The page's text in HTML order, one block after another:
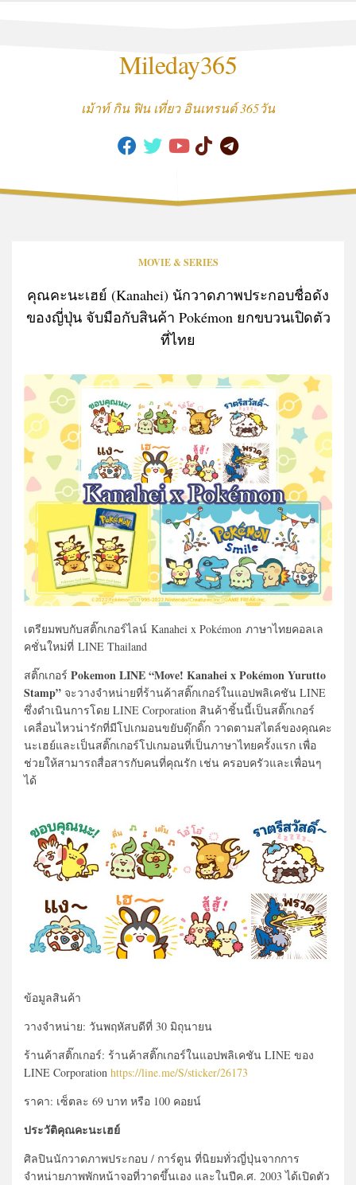
Mileday365
เม้าท์ กิน ฟิน เที่ยว อินเทรนด์ 365วัน
MOVIE & SERIES
คุณคะนะเฮย์ (Kanahei) นักวาดภาพประกอบชื่อดัง
ของญี่ปุ่น จับมือกับสินค้า Pokémon ยกขบวนเปิดตัว
ที่ไทย
เตรียมพบกับสติ๊กเกอร์ไลน์ Kanahei x Pokémon ภาษาไทยคอลเล
คชั่นใหม่ที่ LINE Thailand
สติ๊กเกอร์ Pokemon LINE “Move! Kanahei x Pokémon Yurutto
Stamp” จะวางจำหน่ายที่ร้านค้าสติ๊กเกอร์ในแอปพลิเคชัน LINE
ซึ่งดำเนินการโดย LINE Corporation สินค้าชิ้นนี้เป็นสติ๊กเกอร์
เคลื่อนไหวน่ารักที่มีโปเกมอนขยับดุ๊กดิ๊ก วาดตามสไตล์ของคุณคะ
นะเฮย์และเป็นสติ๊กเกอร์โปเกมอนที่เป็นภาษาไทยครั้งแรก เพื่อ
ช่วยให้สามารถสื่อสารกับคนที่คุณรัก เช่น ครอบครัวและเพื่อนๆ
ได้
ข้อมูลสินค้า
วางจำหน่าย: วันพฤหัสบดีที่ 30 มิถุนายน
ร้านค้าสติ๊กเกอร์: ร้านค้าสติ๊กเกอร์ในแอปพลิเคชัน LINE ของ
LINE Corporation https://line.me/S/sticker/26173
ราคา: เซ็ตละ 69 บาท หรือ 100 คอยน์
ประวัติคุณคะนะเฮย์
ศิลปินนักวาดภาพประกอบ / การ์ตูน ที่นิยมทั่วญี่ปุ่นจากการ
จำหน่ายภาพพักหน้าจอที่วาดขึ้นเอง และในปีค.ศ. 2003 ได้เปิดตัว